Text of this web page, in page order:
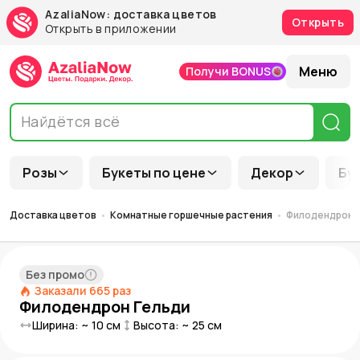
AzaliaNow: доставка цветов
Открыть в приложении
Открыть
Розы Букеты по цене Декор
Получи BONUS Меню
Доставка цветов Комнатные горшечные растения Филодендрон
Без промо
Заказали 665 раз
Филодендрон Гельди
Ширина: ~ 10 см Высота: ~ 25 см